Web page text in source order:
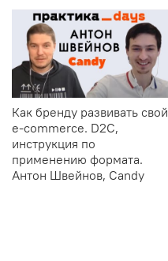
Как бренду развивать свой
e-commerce. D2C,
инструкция по
применению формата.
Антон Швейнов, Candy